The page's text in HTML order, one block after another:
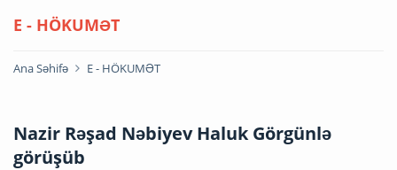
E - HÖKUMƏT
Ana Səhifə E - HÖKUMƏT
Nazir Rəşad Nəbiyev Haluk Görgünlə
görüşüb